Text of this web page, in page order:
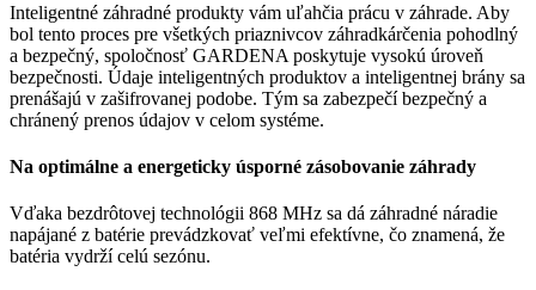
Inteligentné záhradné produkty vám uľahčia prácu v záhrade. Aby
bol tento proces pre všetkých priaznivcov záhradkárčenia pohodlný
a bezpečný, spoločnosť GARDENA poskytuje vysokú úroveň
bezpečnosti. Údaje inteligentných produktov a inteligentnej brány sa
prenášajú v zašifrovanej podobe. Tým sa zabezpečí bezpečný a
chránený prenos údajov v celom systéme.
Na optimálne a energeticky úsporné zásobovanie záhrady
Vďaka bezdrôtovej technológii 868 MHz sa dá záhradné náradie
napájané z batérie prevádzkovať veľmi efektívne, čo znamená, že
batéria vydrží celú sezónu.